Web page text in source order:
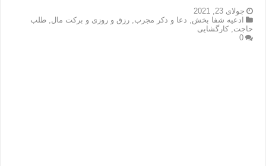
دعای رفع فقر و طلب رزق و روزی – آیه‌ جلب ثروت و برکت مال
لا حول ولا قوة الا بالله برای چشم زخم – دعای چشم زخم ماشاالله
جولای 23, 2021
ادعیه شفا بخش
دعا و ذکر مجرب ,رزق و روزی و برکت مال ,طلب
حاجت ,کارگشایی
0